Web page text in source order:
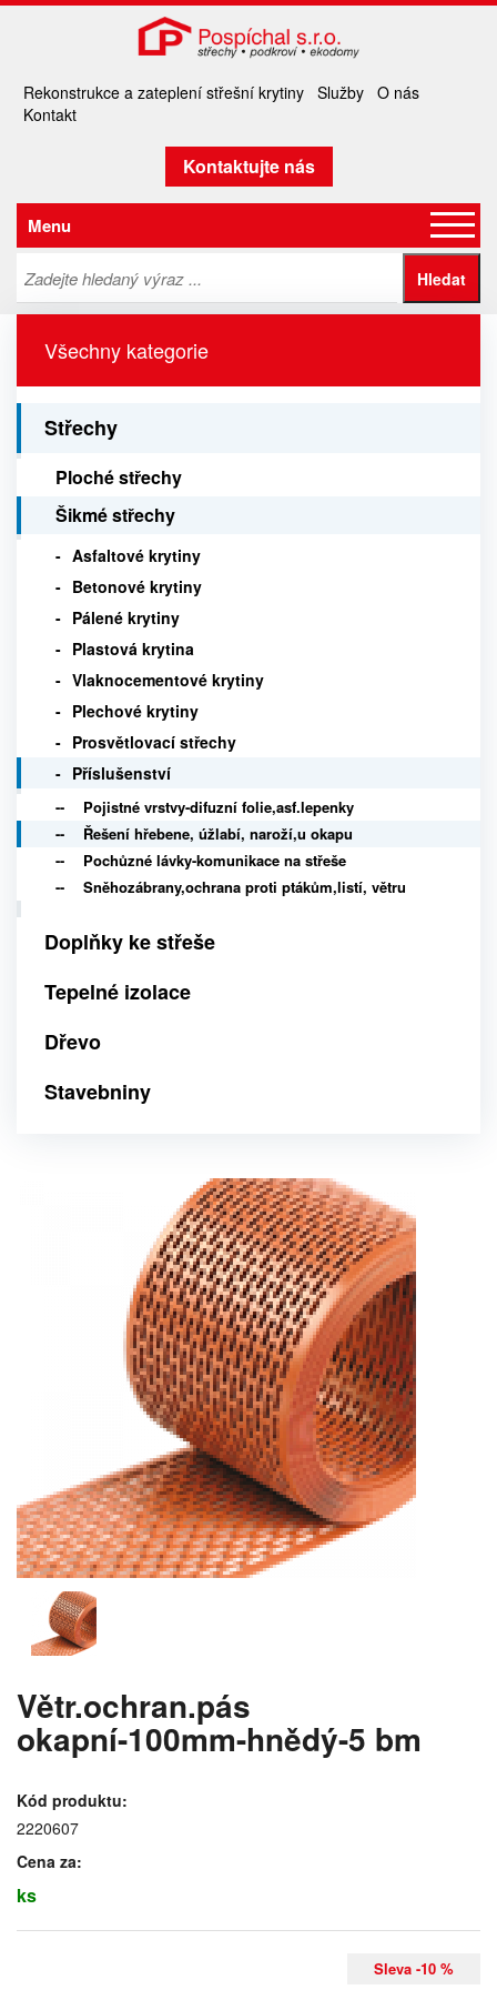
Rekonstrukce a zateplení střešní krytiny Služby O nás
Kontakt
Kontaktujte nás
Menu
Všechny kategorie
Střechy
Ploché střechy
Šikmé střechy
Asfaltové krytiny
Betonové krytiny
Pálené krytiny
Plastová krytina
Vlaknocementové krytiny
Plechové krytiny
Prosvětlovací střechy
Příslušenství
Pojistné vrstvy-difuzní folie,asf.lepenky
Řešení hřebene, úžlabí, naroží,u okapu
Pochůzné lávky-komunikace na střeše
Sněhozábrany,ochrana proti ptákům,listí, větru
Doplňky ke střeše
Tepelné izolace
Dřevo
Stavebniny
Větr.ochran.pás
okapní-100mm-hnědý-5 bm
Kód produktu:
2220607
Cena za:
ks
Sleva -10 %